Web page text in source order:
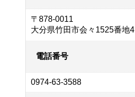
〒878-0011
大分県竹田市会々1525番地4
電話番号
0974-63-3588